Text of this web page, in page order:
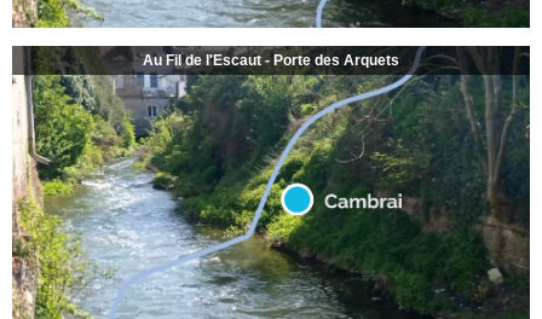
Au Fil de l'Escaut - Porte des Arquets